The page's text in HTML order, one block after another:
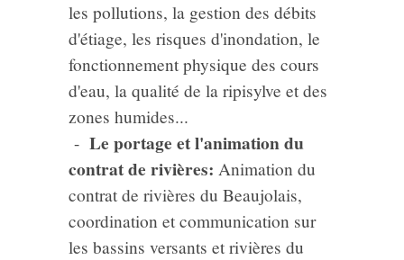
les pollutions, la gestion des débits
d'étiage, les risques d'inondation, le
fonctionnement physique des cours
d'eau, la qualité de la ripisylve et des
zones humides...
-Le portage et l'animation du
contrat de rivières: Animation du
contrat de rivières du Beaujolais,
coordination et communication sur
les bassins versants et rivières du